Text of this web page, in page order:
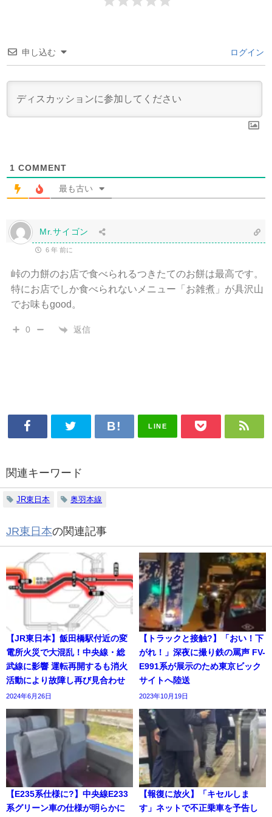
申し込む ログイン
1 COMMENT
最も古い
Mr.サイゴン
6 年 前に
峠の力餅のお店で食べられるつきたてのお餅は最高です。
特にお店でしか食べられないメニュー「お雑煮」が具沢山
でお味もgood。
0 返信
LINE
関連キーワード
JR東日本 奥羽本線
JR東日本の関連記事
【JR東日本】飯田橋駅付近の変
電所火災で大混乱！中央線・総
武線に影響 運転再開するも消火
活動により故障し再び見合わせ
2024年6月26日
【トラックと接触?】「おい！下
がれ！」深夜に撮り鉄の罵声 FV-
E991系が展示のため東京ビック
サイトへ陸送
2023年10月19日
【E235系仕様に?】中央線E233
系グリーン車の仕様が明らかに
【報復に放火】「キセルしま
す」ネットで不正乗車を予告し